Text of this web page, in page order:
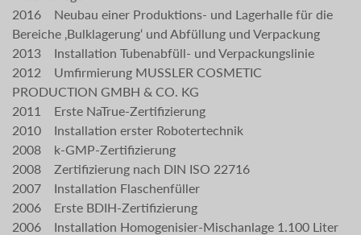
2016 Neubau einer Produktions- und Lagerhalle für die
Bereiche ‚Bulklagerung‘ und Abfüllung und Verpackung
2013 Installation Tubenabfüll- und Verpackungslinie
2012 Umfirmierung MUSSLER COSMETIC
PRODUCTION GMBH & CO. KG
2011 Erste NaTrue-Zertifizierung
2010 Installation erster Robotertechnik
2008 k-GMP-Zertifizierung
2008 Zertifizierung nach DIN ISO 22716
2007 Installation Flaschenfüller
2006 Erste BDIH-Zertifizierung
2006 Installation Homogenisier-Mischanlage 1.100 Liter